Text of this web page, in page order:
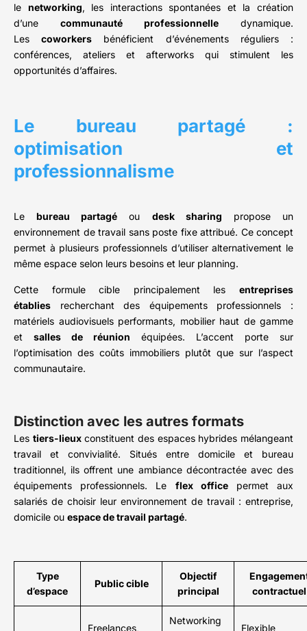
le networking, les interactions spontanées et la création
d’une communauté professionnelle dynamique.
Lescoworkers bénéficient d’événements réguliers :
conférences, ateliers et afterworks qui stimulent les
opportunités d’affaires.
Le bureau partagé :
optimisation et
professionnalisme
Lebureau partagé ou desk sharing propose un
environnement de travail sans poste fixe attribué. Ce concept
permet à plusieurs professionnels d’utiliser alternativement le
même espace selon leurs besoins et leur planning.
Cette formule cible principalement les entreprises
établies recherchant des équipements professionnels :
matériels audiovisuels performants, mobilier haut de gamme
et salles de réunion équipées. L’accent porte sur
l’optimisation des coûts immobiliers plutôt que sur l’aspect
communautaire.
Distinction avec les autres formats
Les tiers-lieuxconstituent des espaces hybrides mélangeant
travail et convivialité. Situés entre domicile et bureau
traditionnel, ils offrent une ambiance décontractée avec des
équipements professionnels. Le flex officepermet aux
salariés de choisir leur environnement de travail : entreprise,
domicile ou espace de travail partagé.
Type
d’espace
Public cible
Objectif
principal
contractuel
Freelances,
Networking
Flexible